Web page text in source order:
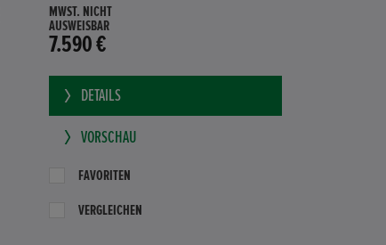
MWST. NICHT
AUSWEISBAR
7.590 €
DETAILS
VORSCHAU
FAVORITEN
VERGLEICHEN